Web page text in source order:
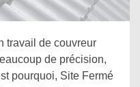
travail de couvreur
de précision,
pourquoi, Site Fermé